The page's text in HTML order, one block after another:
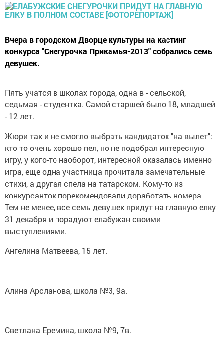
Вчера в городском Дворце культуры на кастинг
конкурса "Снегурочка Прикамья-2013" собрались семь
девушек.
Пять учатся в школах города, одна в - сельской,
седьмая - студентка. Самой старшей было 18, младшей
- 12 лет.
Жюри так и не смогло выбрать кандидаток "на вылет":
кто-то очень хорошо пел, но не подобрал интересную
игру, у кого-то наоборот, интересной оказалась именно
игра, еще одна участница прочитала замечательные
стихи, а другая спела на татарском. Кому-то из
конкурсанток порекомендовали доработать номера.
Тем не менее, все семь девушек придут на главную елку
31 декабря и порадуют елабужан своими
выступлениями.
Ангелина Матвеева, 15 лет.
Алина Арсланова, школа №3, 9а.
Светлана Еремина, школа №9, 7в.